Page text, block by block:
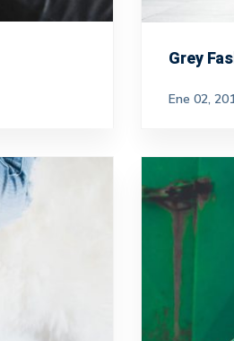
Grey
Ene 02,